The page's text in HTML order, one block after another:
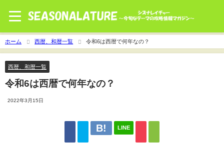
ホーム 西暦、和暦一覧 令和6は西暦で何年なの？
西暦、和暦一覧
令和6は西暦で何年なの？
2022年3月15日
LINE